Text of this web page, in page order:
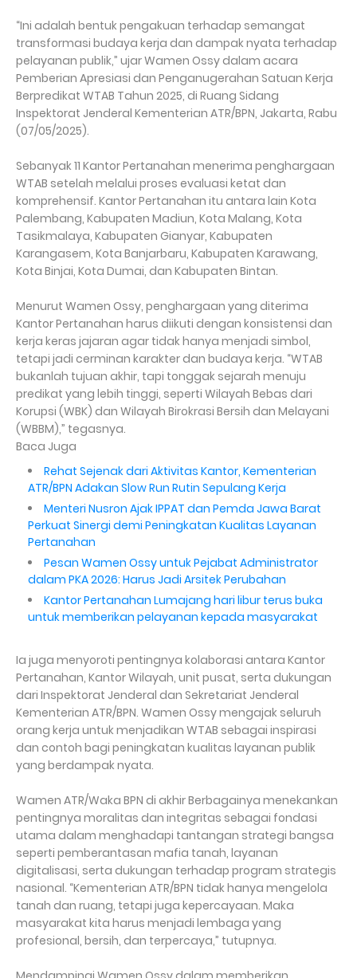
“Ini adalah bentuk pengakuan terhadap semangat
transformasi budaya kerja dan dampak nyata terhadap
pelayanan publik,” ujar Wamen Ossy dalam acara
Pemberian Apresiasi dan Penganugerahan Satuan Kerja
Berpredikat WTAB Tahun 2025, di Ruang Sidang
Inspektorat Jenderal Kementerian ATR/BPN, Jakarta, Rabu
(07/05/2025).
Sebanyak 11 Kantor Pertanahan menerima penghargaan
WTAB setelah melalui proses evaluasi ketat dan
komprehensif. Kantor Pertanahan itu antara lain Kota
Palembang, Kabupaten Madiun, Kota Malang, Kota
Tasikmalaya, Kabupaten Gianyar, Kabupaten
Karangasem, Kota Banjarbaru, Kabupaten Karawang,
Kota Binjai, Kota Dumai, dan Kabupaten Bintan.
Menurut Wamen Ossy, penghargaan yang diterima
Kantor Pertanahan harus diikuti dengan konsistensi dan
kerja keras jajaran agar tidak hanya menjadi simbol,
tetapi jadi cerminan karakter dan budaya kerja. “WTAB
bukanlah tujuan akhir, tapi tonggak sejarah menuju
predikat yang lebih tinggi, seperti Wilayah Bebas dari
Korupsi (WBK) dan Wilayah Birokrasi Bersih dan Melayani
(WBBM),” tegasnya.
Baca Juga
Rehat Sejenak dari Aktivitas Kantor, Kementerian
ATR/BPN Adakan Slow Run Rutin Sepulang Kerja
Menteri Nusron Ajak IPPAT dan Pemda Jawa Barat
Perkuat Sinergi demi Peningkatan Kualitas Layanan
Pertanahan
Pesan Wamen Ossy untuk Pejabat Administrator
dalam PKA 2026: Harus Jadi Arsitek Perubahan
Kantor Pertanahan Lumajang hari libur terus buka
untuk memberikan pelayanan kepada masyarakat
Ia juga menyoroti pentingnya kolaborasi antara Kantor
Pertanahan, Kantor Wilayah, unit pusat, serta dukungan
dari Inspektorat Jenderal dan Sekretariat Jenderal
Kementerian ATR/BPN. Wamen Ossy mengajak seluruh
orang kerja untuk menjadikan WTAB sebagai inspirasi
dan contoh bagi peningkatan kualitas layanan publik
yang berdampak nyata.
Wamen ATR/Waka BPN di akhir Berbagainya menekankan
pentingnya moralitas dan integritas sebagai fondasi
utama dalam menghadapi tantangan strategi bangsa
seperti pemberantasan mafia tanah, layanan
digitalisasi, serta dukungan terhadap program strategis
nasional. “Kementerian ATR/BPN tidak hanya mengelola
tanah dan ruang, tetapi juga kepercayaan. Maka
masyarakat kita harus menjadi lembaga yang
profesional, bersih, dan terpercaya,” tutupnya.